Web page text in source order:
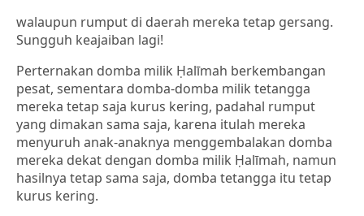
walaupun rumput di daerah mereka tetap gersang.
Sungguh keajaiban lagi!
Perternakan domba milik Ḥalīmah berkembangan
pesat, sementara domba-domba milik tetangga
mereka tetap saja kurus kering, padahal rumput
yang dimakan sama saja, karena itulah mereka
menyuruh anak-anaknya menggembalakan domba
mereka dekat dengan domba milik Ḥalīmah, namun
hasilnya tetap sama saja, domba tetangga itu tetap
kurus kering.